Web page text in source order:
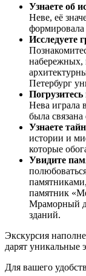
Узнаете об
Неве, её
формировала
Исследуете
набережных,
Петербург
Нева играла
была
Узнаете
истории и
которые
Увидите
памятник
Мраморный
зданий.
Экскурсия
дарят уникальные
Для вашего